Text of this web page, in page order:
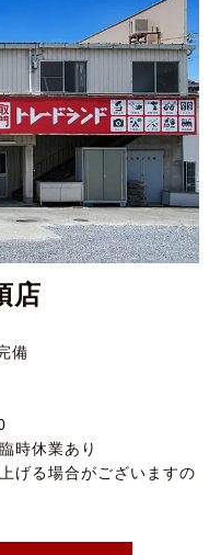
店
備
時休業あり
げる場合がございますの